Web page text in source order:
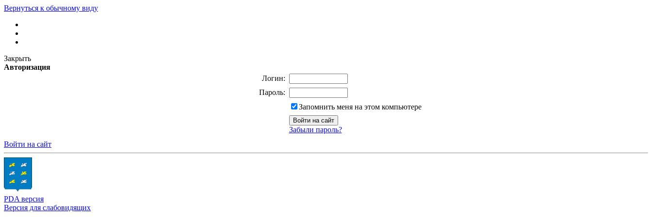
Вернуться к обычному виду
Закрыть
Авторизация
Логин:
Пароль:
Запомнить меня на этом компьютере
Забыли пароль?
Войти на сайт
PDA версия
Версия для слабовидящих